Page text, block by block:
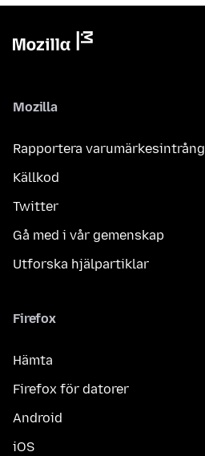
Mozilla
Rapportera varumärkesintrång
Källkod
Twitter
Gå med i vår gemenskap
Utforska hjälpartiklar
Firefox
Hämta
Firefox för datorer
Android
iOS